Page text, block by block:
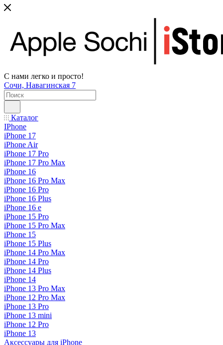
С нами легко и просто!
Сочи, Навагинская 7
Каталог
IPhone
iPhone 17
iPhone Air
iPhone 17 Pro
iPhone 17 Pro Max
iPhone 16
iPhone 16 Pro Max
iPhone 16 Pro
iPhone 16 Plus
iPhone 16 e
iPhone 15 Pro
iPhone 15 Pro Max
iPhone 15
iPhone 15 Plus
iPhone 14 Pro Max
iPhone 14 Pro
iPhone 14 Plus
iPhone 14
iPhone 13 Pro Max
iPhone 12 Pro Max
iPhone 13 Pro
iPhone 13 mini
iPhone 12 Pro
iPhone 13
Аксессуары для iPhone